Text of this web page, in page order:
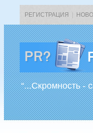
РЕГИСТРАЦИЯ
“...Скромность -